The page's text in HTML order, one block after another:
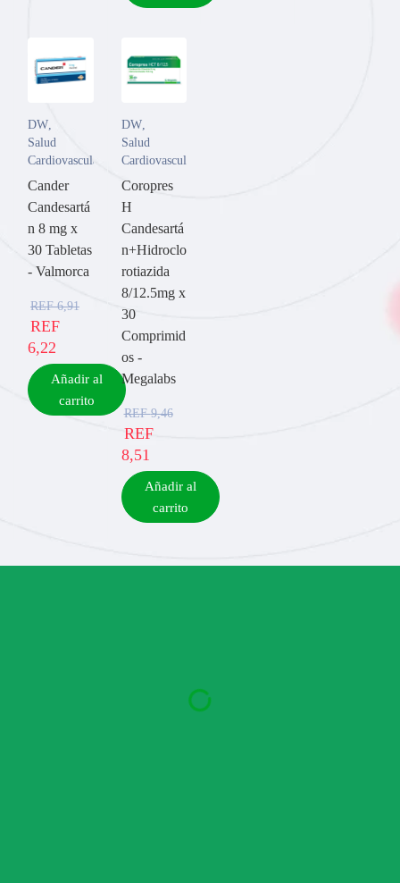
DW,
Salud
Cardiovascular
Cander
Candesartá
n 8 mg x
30 Tabletas
- Valmorca
REF6,91
REF
6,22
Añadir al
carrito
DW,
Salud
Cardiovascular
Coropres
H
Candesartá
n+Hidroclo
rotiazida
8/12.5mg x
30
Comprimid
os -
Megalabs
REF9,46
REF
8,51
Añadir al
carrito